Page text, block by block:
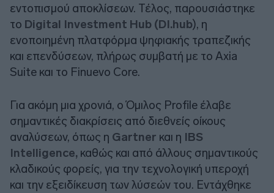
εντοπισμού αποκλίσεων. Τέλος, παρουσιάστηκε
το Digital Investment Hub (DI.hub), η
ενοποιημένη πλατφόρμα ψηφιακής τραπεζικής
και επενδύσεων, πλήρως συμβατή με το Axia
Suite και το Finuevo Core.
Για ακόμη μια χρονιά, ο Όμιλος Profile έλαβε
σημαντικές διακρίσεις από διεθνείς οίκους
αναλύσεων, όπως η Gartner και η IBS
Intelligence, καθώς και από άλλους σημαντικούς
κλαδικούς φορείς, για την τεχνολογική υπεροχή
και την εξειδίκευση των λύσεών του. Εντάχθηκε